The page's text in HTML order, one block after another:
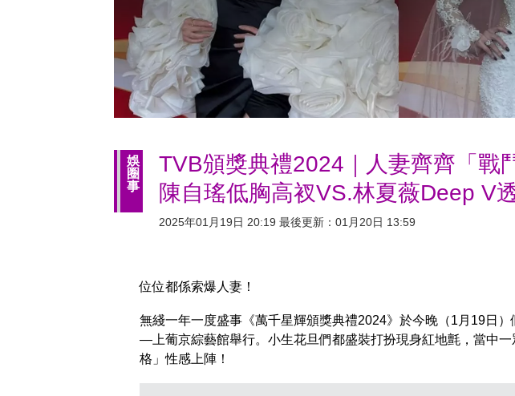
娛
圈
事
TVB頒獎典禮2024｜人妻齊齊「戰
陳自瑤低胸高衩VS.林夏薇Deep V
2025年01月19日 20:19 最後更新：01月20日 13:59
位位都係索爆人妻！
無綫一年一度盛事《萬千星輝頒獎典禮2024》於今晚（1月19日
—上葡京綜藝館舉行。小生花旦們都盛裝打扮現身紅地氈，當中一
格」性感上陣！